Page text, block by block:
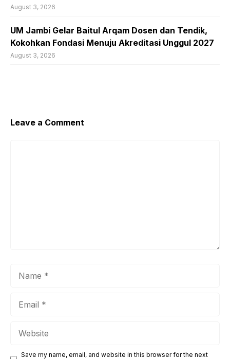
August 3, 2026
UM Jambi Gelar Baitul Arqam Dosen dan Tendik,
Kokohkan Fondasi Menuju Akreditasi Unggul 2027
August 3, 2026
Leave a Comment
Save my name, email, and website in this browser for the next